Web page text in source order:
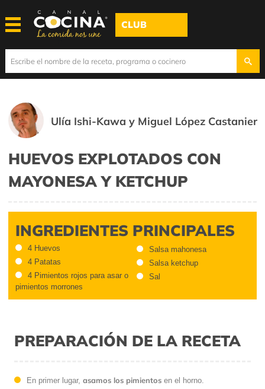
CLUB
Ulía Ishi-Kawa y Miguel López Castanier
HUEVOS EXPLOTADOS CON
MAYONESA Y KETCHUP
INGREDIENTES PRINCIPALES
4 Huevos
4 Patatas
4 Pimientos rojos para asar o
pimientos morrones
Salsa mahonesa
Salsa ketchup
Sal
PREPARACIÓN DE LA RECETA
En primer lugar, asamos los pimientos en el horno.